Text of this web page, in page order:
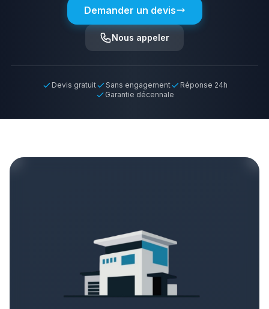
Demander un devis
Nous appeler
Devis gratuit Sans engagement
Réponse 24h
Garantie décennale